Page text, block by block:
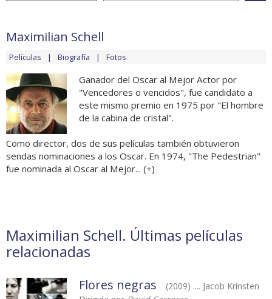
Maximilian Schell
Películas Biografía Fotos
Ganador del Oscar al Mejor Actor por
"Vencedores o vencidos", fue candidato a
este mismo premio en 1975 por "El hombre
de la cabina de cristal".
Como director, dos de sus películas también obtuvieron
sendas nominaciones a los Oscar. En 1974, "The Pedestrian"
fue nominada al Oscar al Mejor... (+)
Maximilian Schell. Últimas películas
relacionadas
Flores negras
(2009) .... Jacob Krinsten